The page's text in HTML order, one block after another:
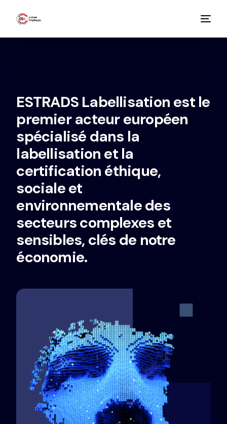
ESTRADS Labellisation est le
premier acteur européen
spécialisé dans la
labellisation et la
certification éthique,
sociale et
environnementale des
secteurs complexes et
sensibles, clés de notre
économie.